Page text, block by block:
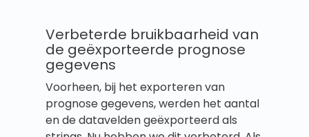
Verbeterde bruikbaarheid van
de geëxporteerde prognose
gegevens
Voorheen, bij het exporteren van
prognose gegevens, werden het aantal
en de datavelden geëxporteerd als